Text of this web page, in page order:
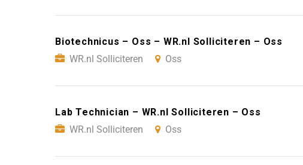
Biotechnicus – Oss – WR.nl Solliciteren – Oss
WR.nl Solliciteren
Oss
Lab Technician – WR.nl Solliciteren – Oss
WR.nl Solliciteren
Oss